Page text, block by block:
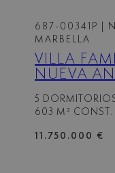
687-00341P
|
MARBELLA
VILLA
NUEVA
5
603 M² CONST.
11.750.000 €